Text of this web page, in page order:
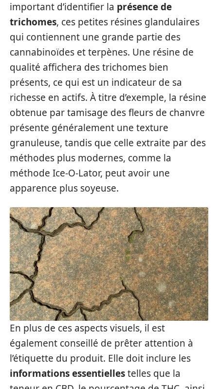
important d’identifier la présence de
trichomes, ces petites résines glandulaires
qui contiennent une grande partie des
cannabinoïdes et terpènes. Une résine de
qualité affichera des trichomes bien
présents, ce qui est un indicateur de sa
richesse en actifs. À titre d’exemple, la résine
obtenue par tamisage des fleurs de chanvre
présente généralement une texture
granuleuse, tandis que celle extraite par des
méthodes plus modernes, comme la
méthode Ice-O-Lator, peut avoir une
apparence plus soyeuse.
En plus de ces aspects visuels, il est
également conseillé de prêter attention à
l’étiquette du produit. Elle doit inclure les
informations essentiellestelles que la